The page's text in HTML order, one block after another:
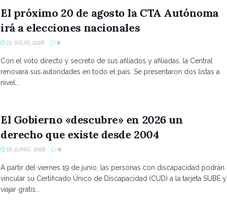
El próximo 20 de agosto la CTA Autónoma
irá a elecciones nacionales
21 JULIO, 2026 0
Con el voto directo y secreto de sus afiliados y afiliadas, la Central
renovará sus autoridades en todo el país. Se presentaron dos listas a
nivel...
El Gobierno «descubre» en 2026 un
derecho que existe desde 2004
16 JUNIO, 2026 0
A partir del viernes 19 de junio, las personas con discapacidad podrán
vincular su Certificado Único de Discapacidad (CUD) a la tarjeta SUBE y
viajar gratis...